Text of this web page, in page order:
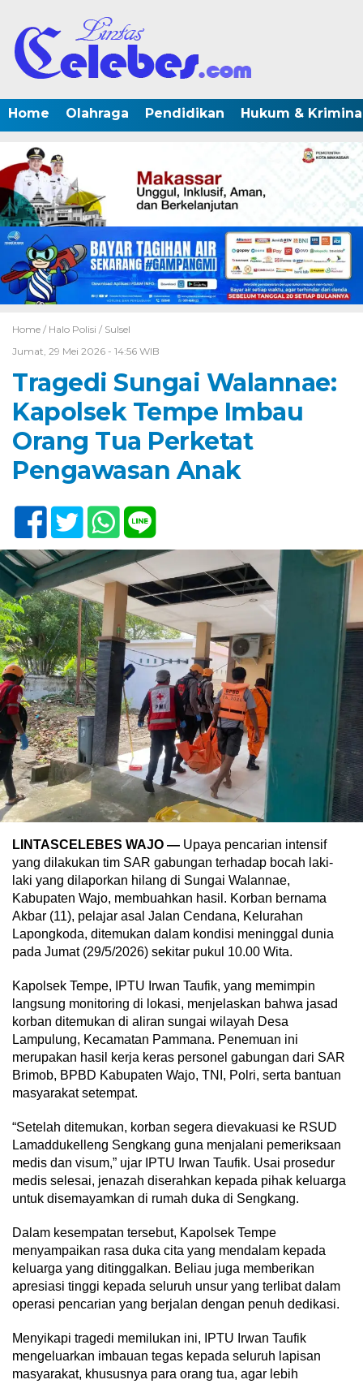
Home Olahraga Pendidikan Hukum &
Home / Halo Polisi / Sulsel
Jumat, 29 Mei 2026 - 14:56 WIB
Tragedi Sungai Walannae:
Kapolsek Tempe Imbau
Orang Tua Perketat
Pengawasan Anak
LINTASCELEBES WAJO — Upaya pencarian intensif
yang dilakukan tim SAR gabungan terhadap bocah laki-
laki yang dilaporkan hilang di Sungai Walannae,
Kabupaten Wajo, membuahkan hasil. Korban bernama
Akbar (11), pelajar asal Jalan Cendana, Kelurahan
Lapongkoda, ditemukan dalam kondisi meninggal dunia
pada Jumat (29/5/2026) sekitar pukul 10.00 Wita.
Kapolsek Tempe, IPTU Irwan Taufik, yang memimpin
langsung monitoring di lokasi, menjelaskan bahwa jasad
korban ditemukan di aliran sungai wilayah Desa
Lampulung, Kecamatan Pammana. Penemuan ini
merupakan hasil kerja keras personel gabungan dari SAR
Brimob, BPBD Kabupaten Wajo, TNI, Polri, serta bantuan
masyarakat setempat.
“Setelah ditemukan, korban segera dievakuasi ke RSUD
Lamaddukelleng Sengkang guna menjalani pemeriksaan
medis dan visum,” ujar IPTU Irwan Taufik. Usai prosedur
medis selesai, jenazah diserahkan kepada pihak keluarga
untuk disemayamkan di rumah duka di Sengkang.
Dalam kesempatan tersebut, Kapolsek Tempe
menyampaikan rasa duka cita yang mendalam kepada
keluarga yang ditinggalkan. Beliau juga memberikan
apresiasi tinggi kepada seluruh unsur yang terlibat dalam
operasi pencarian yang berjalan dengan penuh dedikasi.
Menyikapi tragedi memilukan ini, IPTU Irwan Taufik
mengeluarkan imbauan tegas kepada seluruh lapisan
masyarakat, khususnya para orang tua, agar lebih